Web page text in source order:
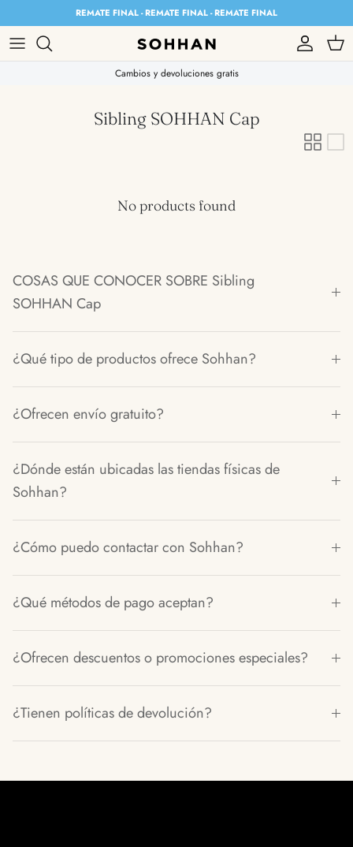
REMATE FINAL - REMATE FINAL - REMATE FINAL
Account
Cart
Cambios y devoluciones gratis
Sibling SOHHAN Cap
No products found
COSAS QUE CONOCER SOBRE Sibling
SOHHAN Cap
¿Qué tipo de productos ofrece Sohhan?
¿Ofrecen envío gratuito?
¿Dónde están ubicadas las tiendas físicas de
Sohhan?
¿Cómo puedo contactar con Sohhan?
¿Qué métodos de pago aceptan?
¿Ofrecen descuentos o promociones especiales?
¿Tienen políticas de devolución?